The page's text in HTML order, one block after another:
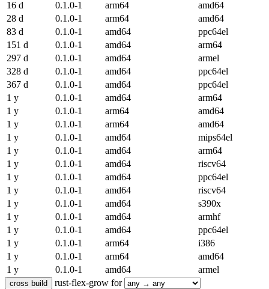
16 d
0.1.0-1 arm64
amd64
28 d
0.1.0-1 arm64
amd64
83 d
0.1.0-1 amd64
ppc64el
151 d
0.1.0-1 amd64
arm64
297 d
0.1.0-1 amd64
armel
328 d
0.1.0-1 amd64
ppc64el
367 d
0.1.0-1 amd64
ppc64el
1 y
0.1.0-1 amd64
arm64
1 y
0.1.0-1 arm64
amd64
1 y
0.1.0-1 arm64
amd64
1 y
0.1.0-1 amd64
mips64el
1 y
0.1.0-1 amd64
arm64
1 y
0.1.0-1 amd64
riscv64
1 y
0.1.0-1 amd64
ppc64el
1 y
0.1.0-1 amd64
riscv64
1 y
0.1.0-1 amd64
s390x
1 y
0.1.0-1 amd64
armhf
1 y
0.1.0-1 amd64
ppc64el
1 y
0.1.0-1 arm64
i386
1 y
0.1.0-1 arm64
amd64
1 y
0.1.0-1 amd64
armel
rust-flex-grow for